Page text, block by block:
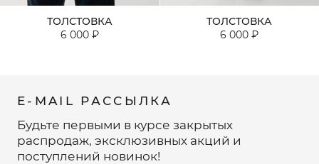
ТОЛСТОВКА
6 000 ₽
ТОЛСТОВКА
6 000 ₽
E-MAIL РАССЫЛКА
Будьте первыми в курсе закрытых
распродаж, эксклюзивных акций и
поступлений новинок!